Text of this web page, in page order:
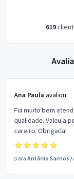
619
Ana Paula avaliou:
Fui muito bem
qualidade. Valeu a
careiro. Obrigada!
para Antônio Santos /